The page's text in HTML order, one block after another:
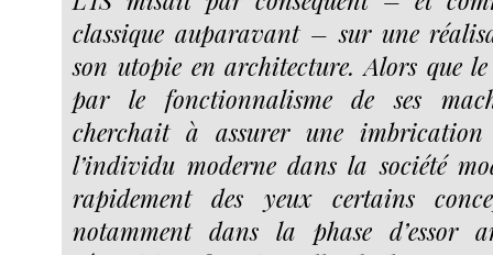
classique auparavant – sur une
son utopie en architecture. Alors que
par le fonctionnalisme de ses
cherchait à assurer une imbrication
l’individu moderne dans la société
rapidement des yeux certains
notamment dans la phase d’essor